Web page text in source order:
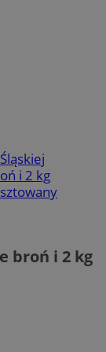
i 2 kg
broń i 2 kg